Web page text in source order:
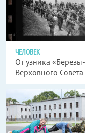
ЧЕЛОВЕК
От узника
Верховного